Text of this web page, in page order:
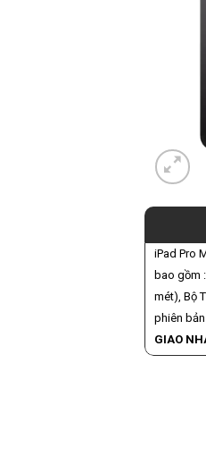
iPad Pro
bao gồm
mét), Bộ
phiên
GIAO